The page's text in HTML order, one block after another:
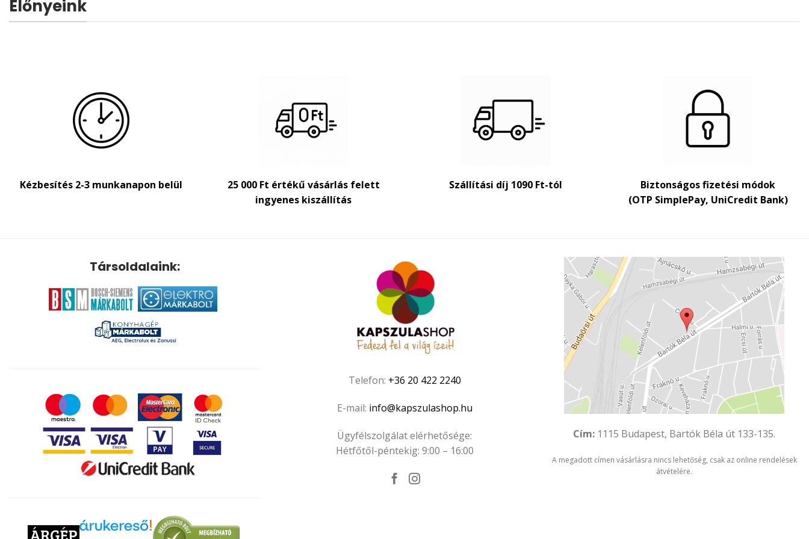
Előnyeink
Kézbesítés 2-3 munkanapon belül
25 000 Ft értékű vásárlás felett
ingyenes kiszállítás
Szállítási díj 1090 Ft-tól
Biztonságos fizetési módok
(OTP SimplePay, UniCredit Bank)
Társoldalaink:
Telefon: +36 20 422 2240
E-mail: info@kapszulashop.hu
Ügyfélszolgálat elérhetősége:
Hétfőtől-péntekig: 9:00 – 16:00
Cím: 1115 Budapest, Bartók Béla út 133-135.
A megadott címen vásárlásra nincs lehetőség, csak az online rendelések
átvételére.